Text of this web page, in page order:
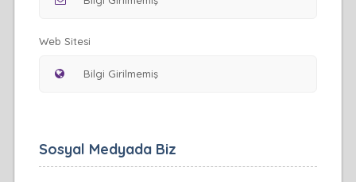
Web Sitesi
Sosyal Medyada Biz